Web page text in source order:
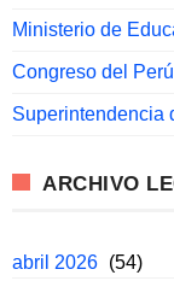
Ministerio de
Congreso del Perú
Superintendencia
ARCHIVO
abril 2026 (54)